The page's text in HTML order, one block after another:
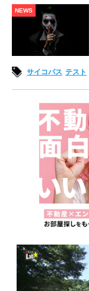
NEWS
サイコパス テスト